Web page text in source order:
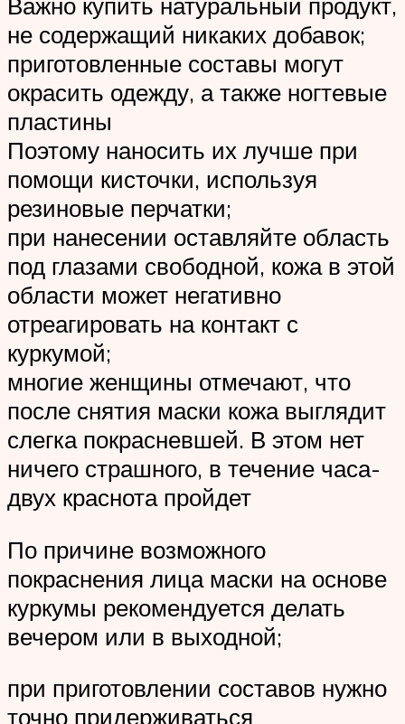
не содержащий никаких добавок;
приготовленные составы могут
окрасить одежду, а также ногтевые
пластины
Поэтому наносить их лучше при
помощи кисточки, используя
резиновые перчатки;
при нанесении оставляйте область
под глазами свободной, кожа в этой
области может негативно
отреагировать на контакт с
куркумой;
многие женщины отмечают, что
после снятия маски кожа выглядит
слегка покрасневшей. В этом нет
ничего страшного, в течение часа-
двух краснота пройдет
По причине возможного
покраснения лица маски на основе
куркумы рекомендуется делать
вечером или в выходной;
при приготовлении составов нужно
точно придерживаться